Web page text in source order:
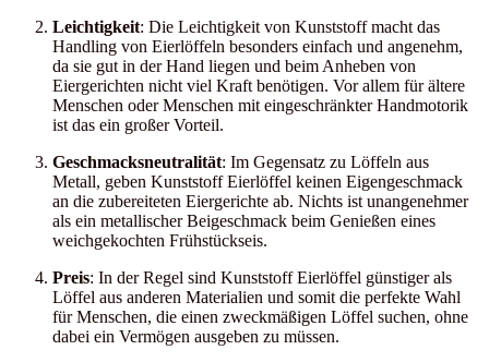
Leichtigkeit: Die Leichtigkeit von Kunststoff macht das
Handling von Eierlöffeln besonders einfach und angenehm,
da sie gut in der Hand liegen und beim Anheben von
Eiergerichten nicht viel Kraft benötigen. Vor allem für ältere
Menschen oder Menschen mit eingeschränkter Handmotorik
ist das ein großer Vorteil.
Geschmacksneutralität: Im Gegensatz zu Löffeln aus
Metall, geben Kunststoff Eierlöffel keinen Eigengeschmack
an die zubereiteten Eiergerichte ab. Nichts ist unangenehmer
als ein metallischer Beigeschmack beim Genießen eines
weichgekochten Frühstückseis.
Preis: In der Regel sind Kunststoff Eierlöffel günstiger als
Löffel aus anderen Materialien und somit die perfekte Wahl
für Menschen, die einen zweckmäßigen Löffel suchen, ohne
dabei ein Vermögen ausgeben zu müssen.